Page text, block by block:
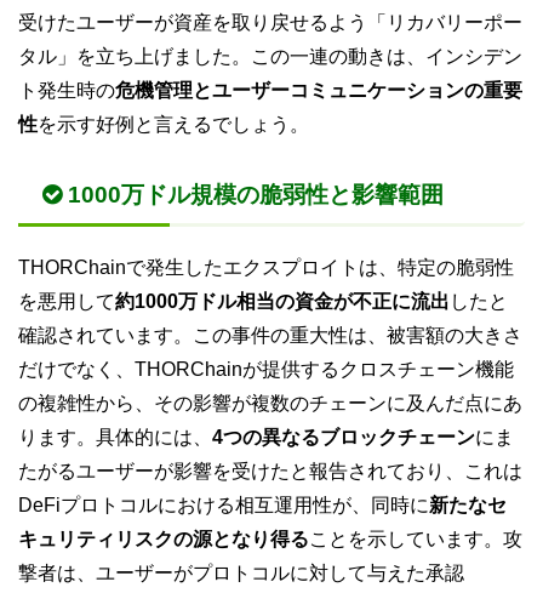
受けたユーザーが資産を取り戻せるよう「リカバリーポー
タル」を立ち上げました。この一連の動きは、インシデン
ト発生時の危機管理とユーザーコミュニケーションの重要
性を示す好例と言えるでしょう。
1000万ドル規模の脆弱性と影響範囲
THORChainで発生したエクスプロイトは、特定の脆弱性
を悪用して約1000万ドル相当の資金が不正に流出 したと
確認されています。この事件の重大性は、被害額の大きさ
だけでなく、THORChainが提供するクロスチェーン機能
の複雑性から、その影響が複数のチェーンに及んだ点にあ
ります。具体的には、 4つの異なるブロックチェーンにま
たがるユーザーが影響を受けたと報告されており、これは
DeFiプロトコルにおける相互運用性が、同時に新たなセ
キュリティリスクの源となり得ることを示しています。攻
撃者は、ユーザーがプロトコルに対して与えた承認